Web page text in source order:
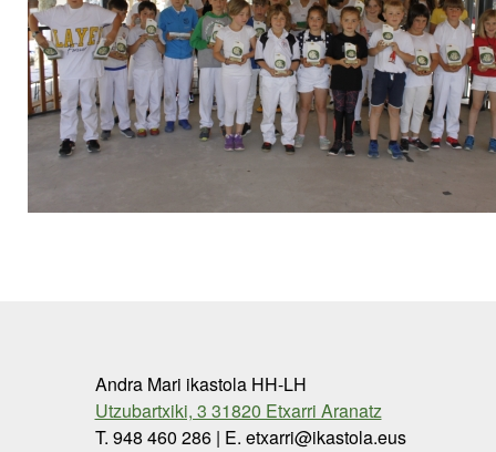
Andra Mari ikastola HH-LH
Utzubartxiki, 3 31820 Etxarri Aranatz
T. 948 460 286 | E. etxarri@ikastola.eus